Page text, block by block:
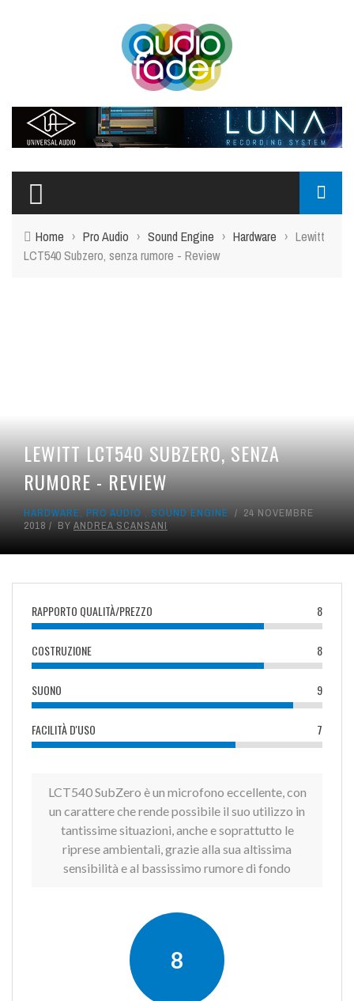
Home › Pro Audio › Sound Engine › Hardware › Lewitt
LCT540 Subzero, senza rumore - Review
LEWITT LCT540 SUBZERO, SENZA
RUMORE - REVIEW
HARDWARE, PRO AUDIO , SOUND ENGINE
24 NOVEMBRE
2018
BY ANDREA SCANSANI
RAPPORTO QUALITÀ/PREZZO 8
COSTRUZIONE 8
SUONO 9
FACILITÀ D'USO 7
LCT540 SubZero è un microfono eccellente, con
un carattere che rende possibile il suo utilizzo in
tantissime situazioni, anche e soprattutto le
riprese ambientali, grazie alla sua altissima
sensibilità e al bassissimo rumore di fondo
8